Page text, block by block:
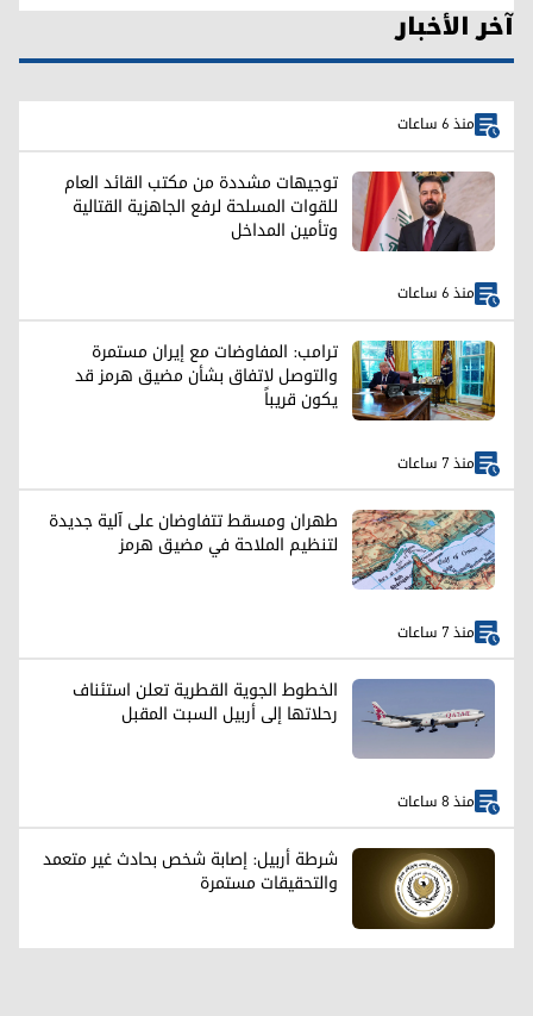
آخر الأخبار
منذ 6 ساعات
توجيهات مشددة من مكتب القائد العام
للقوات المسلحة لرفع الجاهزية القتالية
وتأمين المداخل
منذ 6 ساعات
ترامب: المفاوضات مع إيران مستمرة
والتوصل لاتفاق بشأن مضيق هرمز قد
يكون قريباً
منذ 7 ساعات
طهران ومسقط تتفاوضان على آلية جديدة
لتنظيم الملاحة في مضيق هرمز
منذ 7 ساعات
الخطوط الجوية القطرية تعلن استئناف
رحلاتها إلى أربيل السبت المقبل
منذ 8 ساعات
شرطة أربيل: إصابة شخص بحادث غير متعمد
والتحقيقات مستمرة